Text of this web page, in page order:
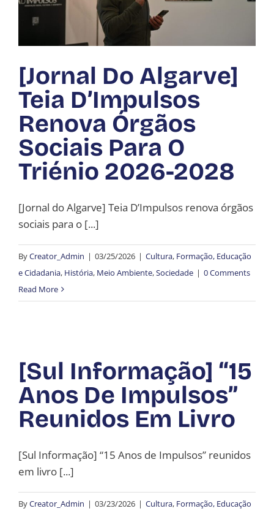
[Jornal Do Algarve]
Teia D’Impulsos
Renova Órgãos
Sociais Para O
Triénio 2026-2028
[Jornal do Algarve] Teia D’Impulsos renova órgãos
sociais para o [...]
ByCreator_Admin | 03/25/2026 | Cultura, Formação, Educação
e Cidadania, História, Meio Ambiente,Sociedade | 0 Comments
Read More
[Sul Informação] “15
Anos De Impulsos”
Reunidos Em Livro
[Sul Informação] “15 Anos de Impulsos” reunidos
em livro [...]
ByCreator_Admin | 03/23/2026 | Cultura, Formação, Educação